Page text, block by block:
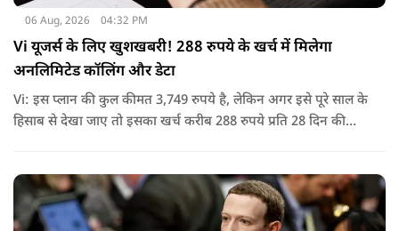
06 Aug, 2026 04:32 PM
Vi यूजर्स के लिए खुशखबरी! 288 रुपये के खर्च में मिलेगा
अनलिमिटेड कॉलिंग और डेटा
Vi: इस प्लान की कुल कीमत 3,749 रुपये है, लेकिन अगर इसे पूरे साल के
हिसाब से देखा जाए तो इसका खर्च करीब 288 रुपये प्रति 28 दिन की